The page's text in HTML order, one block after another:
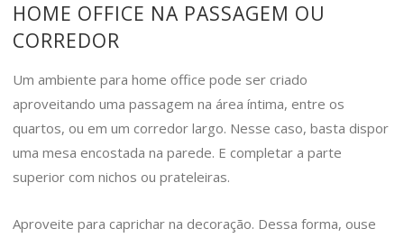
HOME OFFICE NA PASSAGEM OU
CORREDOR
Um ambiente para home office pode ser criado
aproveitando uma passagem na área íntima, entre os
quartos, ou em um corredor largo. Nesse caso, basta dispor
uma mesa encostada na parede. E completar a parte
superior com nichos ou prateleiras.
Aproveite para caprichar na decoração. Dessa forma, ouse